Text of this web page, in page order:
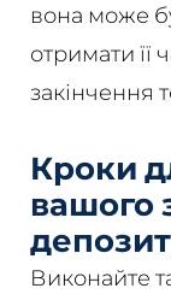
вона може
отримати її
закінчення
Кроки
вашого
Виконайте